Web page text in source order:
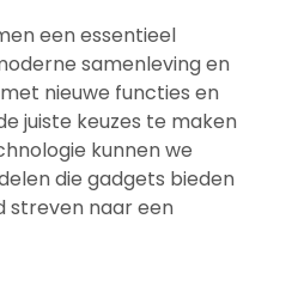
een essentieel
samenleving en
nieuwe functies en
juiste keuzes te maken
kunnen we
die gadgets bieden
streven naar een